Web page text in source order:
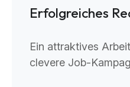
Erfolgreiches
Ein attraktives
clevere Job-